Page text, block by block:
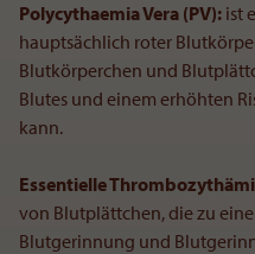
Polycythaemia Vera (PV): ist
hauptsächlich roter
Blutkörperchen und
Blutes und einem erhöhten
kann.
Essentielle
von Blutplättchen, die zu
Blutgerinnung und